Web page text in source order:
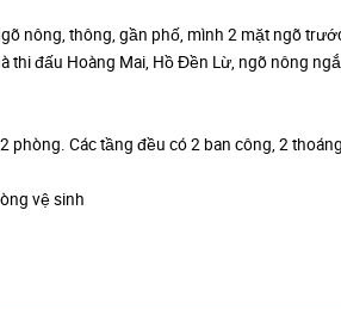
nông, thông, gần phố, mình 2 mặt ngõ
thi đấu Hoàng Mai, Hồ Đền Lừ, ngõ nông
phòng. Các tầng đều có 2 ban công, 2
vệ sinh